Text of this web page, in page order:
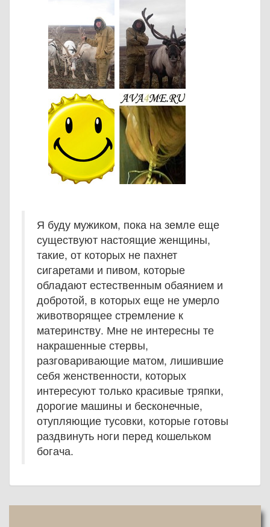
Я буду мужиком, пока на земле еще
существуют настоящие женщины,
такие, от которых не пахнет
сигаретами и пивом, которые
обладают естественным обаянием и
добротой, в которых еще не умерло
животворящее стремление к
материнству. Мне не интересны те
накрашенные стервы,
разговаривающие матом, лишившие
себя женственности, которых
интересуют только красивые тряпки,
дорогие машины и бесконечные,
отупляющие тусовки, которые готовы
раздвинуть ноги перед кошельком
богача.